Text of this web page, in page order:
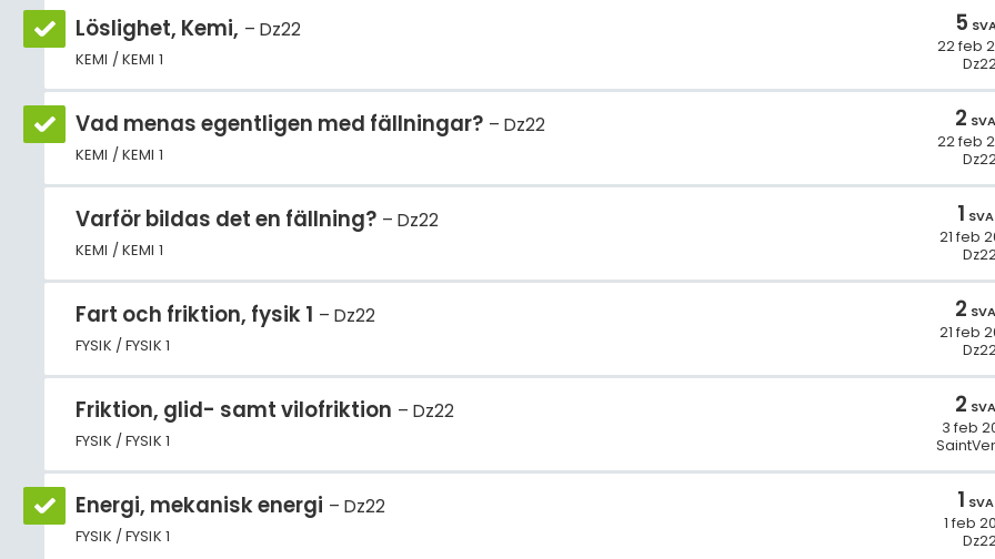
Löslighet, Kemi, Dz22
KEMI / KEMI 1
5
22 feb
Vad menas egentligen med fällningar? Dz22
KEMI / KEMI 1
2
22 feb
Varför bildas det en fällning? Dz22
KEMI / KEMI 1
1
21 feb
Fart och friktion, fysik 1 Dz22
FYSIK / FYSIK 1
2
21 feb
Friktion, glid- samt vilofriktion Dz22
FYSIK / FYSIK 1
2
3 feb
Energi, mekanisk energi Dz22
FYSIK / FYSIK 1
1
1 feb